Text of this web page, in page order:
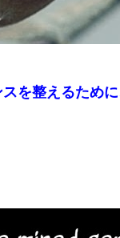
を整えるため